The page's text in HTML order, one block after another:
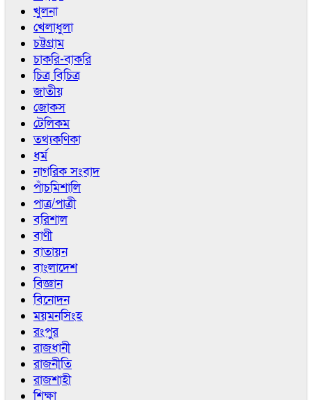
খুলনা
খেলাধুলা
চট্টগ্রাম
চাকরি-বাকরি
চিত্র বিচিত্র
জাতীয়
জোকস
টেলিকম
তথ্যকণিকা
ধর্ম
নাগরিক সংবাদ
পাঁচমিশালি
পাত্র/পাত্রী
বরিশাল
বাণী
বাতায়ন
বাংলাদেশ
বিজ্ঞান
বিনোদন
ময়মনসিংহ
রংপুর
রাজধানী
রাজনীতি
রাজশাহী
শিক্ষা